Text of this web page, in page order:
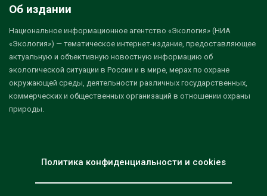
Об издании
Национальное информационное агентство «Экология» (НИА
«Экология») — тематическое интернет-издание, предоставляющее
актуальную и объективную новостную информацию об
экологической ситуации в России и в мире, мерах по охране
окружающей среды, деятельности различных государственных,
коммерческих и общественных организаций в отношении охраны
природы.
Политика конфиденциальности и cookies